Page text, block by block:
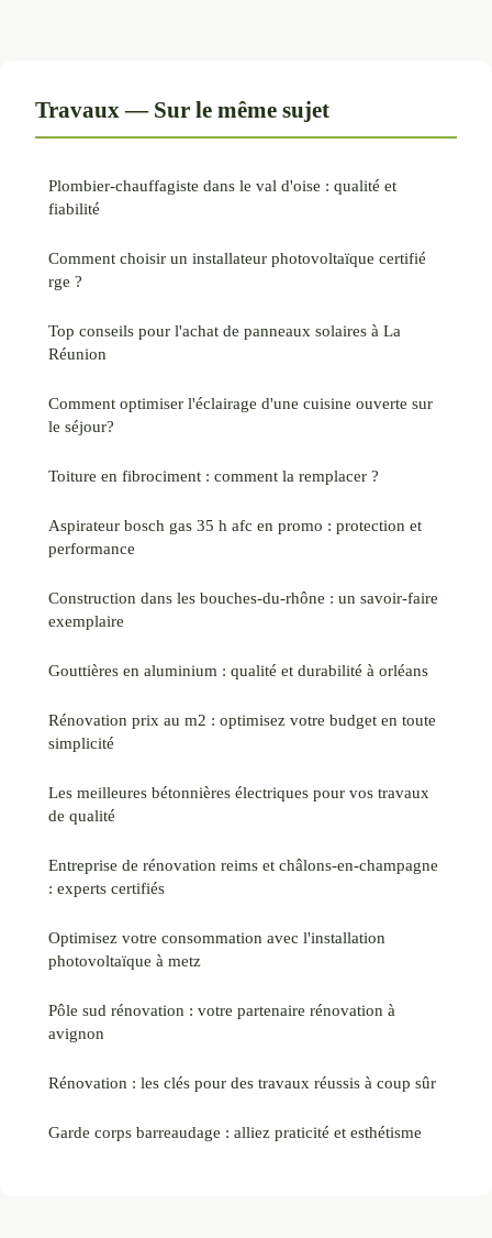
Travaux — Sur le même sujet
Plombier-chauffagiste dans le val d'oise : qualité et
fiabilité
Comment choisir un installateur photovoltaïque certifié
rge ?
Top conseils pour l'achat de panneaux solaires à La
Réunion
Comment optimiser l'éclairage d'une cuisine ouverte sur
le séjour?
Toiture en fibrociment : comment la remplacer ?
Aspirateur bosch gas 35 h afc en promo : protection et
performance
Construction dans les bouches-du-rhône : un savoir-faire
exemplaire
Gouttières en aluminium : qualité et durabilité à orléans
Rénovation prix au m2 : optimisez votre budget en toute
simplicité
Les meilleures bétonnières électriques pour vos travaux
de qualité
Entreprise de rénovation reims et châlons-en-champagne
: experts certifiés
Optimisez votre consommation avec l'installation
photovoltaïque à metz
Pôle sud rénovation : votre partenaire rénovation à
avignon
Rénovation : les clés pour des travaux réussis à coup sûr
Garde corps barreaudage : alliez praticité et esthétisme